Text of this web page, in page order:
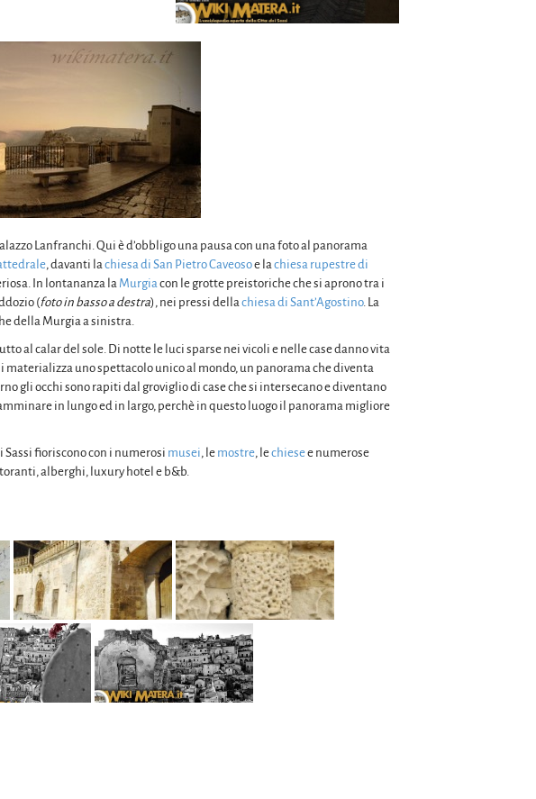
Lanfranchi. Qui è d’obbligo una pausa con una foto al panorama
, davanti lachiesa di San Pietro Caveosoe lachiesa rupestre di
In lontananza la Murgiacon le grotte preistoriche che si aprono tra i
(foto in basso a destra), nei pressi dellachiesa di Sant’Agostino. La
della Murgia a sinistra.
al calar del sole. Di notte le luci sparse nei vicoli e nelle case danno vita
materializza uno spettacolo unico al mondo, un panorama che diventa
gli occhi sono rapiti dal groviglio di case che si intersecano e diventano
in lungo ed in largo, perchè in questo luogo il panorama migliore
fioriscono con i numerosi musei, le mostre, lechiesee numerose
alberghi, luxury hotel e b&b.